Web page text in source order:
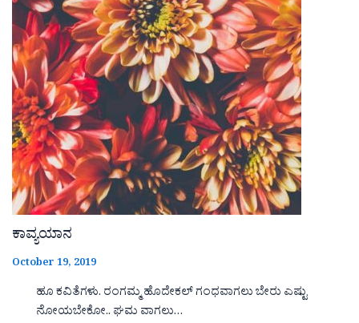
ಕಾವ್ಯಯಾನ
October 19, 2019
ಹೂ ಕವಿತೆಗಳು. ರಂಗಮ್ಮ ಹೊದೇಕಲ್ ಗಂಧವಾಗಲು ಬೇರು ಎಷ್ಟು
ನೋಯಬೇಕೋ.. ಘಮ ವಾಗಲು…